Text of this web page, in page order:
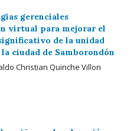
gerenciales
virtual para mejorar el
de la unidad
ciudad de Samborondón
Christian Quinche Villon